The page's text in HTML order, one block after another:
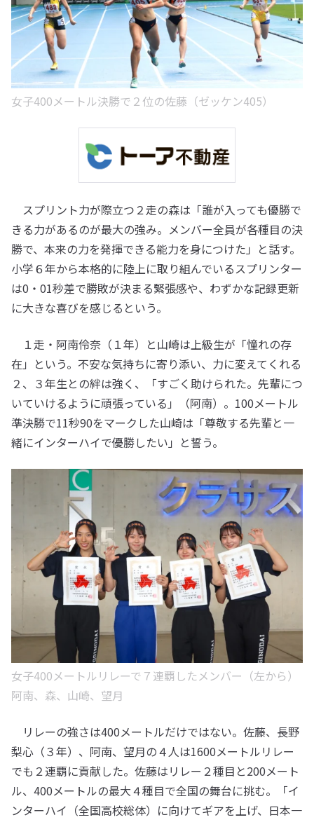
女子400メートル決勝で２位の佐藤（ゼッケン405）
スプリント力が際立つ２走の森は「誰が入っても優勝で
きる力があるのが最大の強み。メンバー全員が各種目の決
勝で、本来の力を発揮できる能力を身につけた」と話す。
小学６年から本格的に陸上に取り組んでいるスプリンター
は0・01秒差で勝敗が決まる緊張感や、わずかな記録更新
に大きな喜びを感じるという。
１走・阿南伶奈（１年）と山崎は上級生が「憧れの存
在」という。不安な気持ちに寄り添い、力に変えてくれる
２、３年生との絆は強く、「すごく助けられた。先輩につ
いていけるように頑張っている」（阿南）。100メートル
準決勝で11秒90をマークした山崎は「尊敬する先輩と一
緒にインターハイで優勝したい」と誓う。
女子400メートルリレーで７連覇したメンバー（左から）
阿南、森、山崎、望月
リレーの強さは400メートルだけではない。佐藤、長野
梨心（３年）、阿南、望月の４人は1600メートルリレー
でも２連覇に貢献した。佐藤はリレー２種目と200メート
ル、400メートルの最大４種目で全国の舞台に挑む。「イ
ンターハイ（全国高校総体）に向けてギアを上げ、日本一